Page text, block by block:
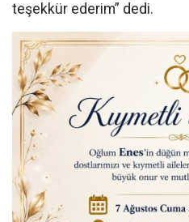
teşekkür ederim” dedi.